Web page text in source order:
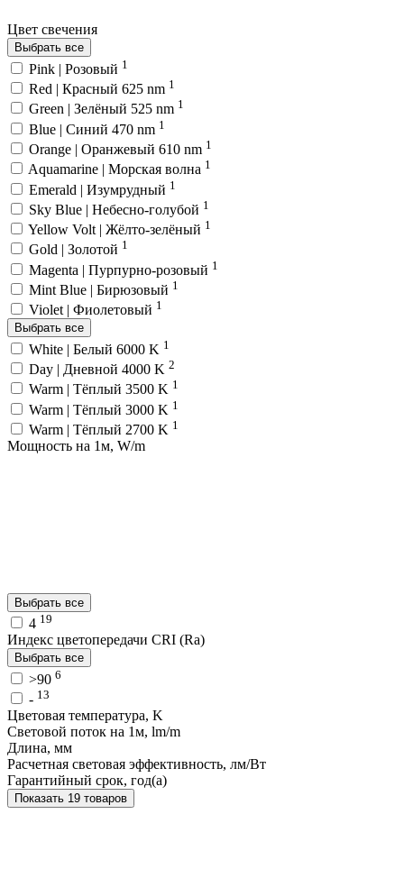
Цвет свечения
Выбрать все
Pink | Розовый 1
Red | Красный 625 nm 1
Green | Зелёный 525 nm 1
Blue | Синий 470 nm 1
Orange | Оранжевый 610 nm 1
Aquamarine | Морская волна 1
Emerald | Изумрудный 1
Sky Blue | Небесно-голубой 1
Yellow Volt | Жёлто-зелёный 1
Gold | Золотой 1
Magenta | Пурпурно-розовый 1
Mint Blue | Бирюзовый 1
Violet | Фиолетовый 1
Выбрать все
White | Белый 6000 K 1
Day | Дневной 4000 K 2
Warm | Тёплый 3500 K 1
Warm | Тёплый 3000 K 1
Warm | Тёплый 2700 K 1
Мощность на 1м, W/m
Выбрать все
4 19
Индекс цветопередачи CRI (Ra)
Выбрать все
>90 6
- 13
Цветовая температура, K
Световой поток на 1м, lm/m
Длина, мм
Расчетная световая эффективность, лм/Вт
Гарантийный срок, год(а)
Показать 19 товаров